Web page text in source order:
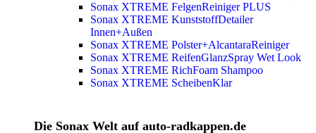
Sonax XTREME FelgenReiniger PLUS
Sonax XTREME KunststoffDetailer
Innen+Außen
Sonax XTREME Polster+AlcantaraReiniger
Sonax XTREME ReifenGlanzSpray Wet Look
Sonax XTREME RichFoam Shampoo
Sonax XTREME ScheibenKlar
Die Sonax Welt auf auto-radkappen.de